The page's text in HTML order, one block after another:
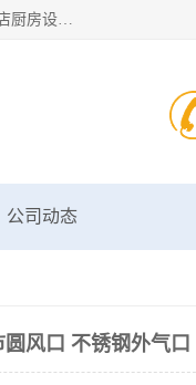
海南鑫艺达通风设备有限公司是一家海南通风设备工厂，主要从事：消防排烟工程、油烟净化工程、厨房排烟工程、酒店厨房设备、新风排风系统、镀锌铁皮管道加工、暖通工程、通风管道安装、消防火阀百叶风口等业务。公司拥有管道及配件一体化工厂生产线，良好的售后服务，良好的设计团队，良好的施工团队、良好管理人员，掌握畅通丰富的信息、市场渠道。
公司动态
圆风口 不锈钢外气口